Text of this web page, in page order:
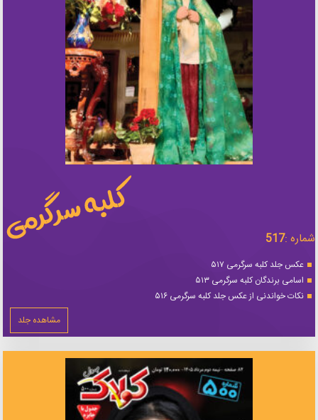
شماره :517
عکس جلد کلبه سرگرمی ۵۱۷
اسامی برندگان کلبه سرگرمی ۵۱۳
نکات خواندنی از عکس جلد کلبه سرگرمی ۵۱۶
مشاهده جلد